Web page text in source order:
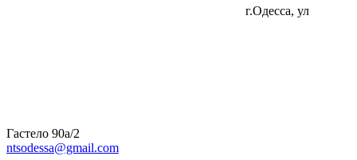
г.Одесса, ул
Гастело 90а/2
ntsodessa@gmail.com